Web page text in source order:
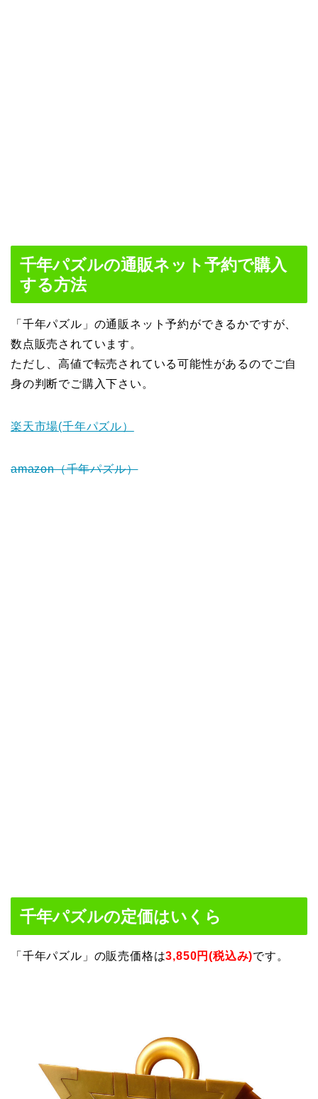
千年パズルの通販ネット予約で購入
する方法
「千年パズル」の通販ネット予約ができるかですが、
数点販売されています。
ただし、高値で転売されている可能性があるのでご自
身の判断でご購入下さい。
楽天市場(千年パズル）
amazon（千年パズル）
千年パズルの定価はいくら
「千年パズル」の販売価格は3,850円(税込み)です。